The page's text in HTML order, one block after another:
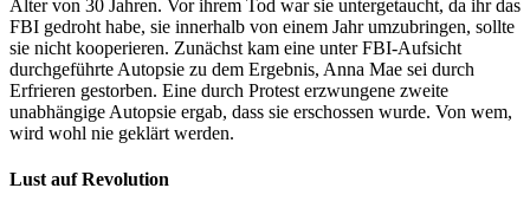
Alter von 30 Jahren. Vor ihrem Tod war sie untergetaucht, da ihr das
FBI gedroht habe, sie innerhalb von einem Jahr umzubringen, sollte
sie nicht kooperieren. Zunächst kam eine unter FBI-Aufsicht
durchgeführte Autopsie zu dem Ergebnis, Anna Mae sei durch
Erfrieren gestorben. Eine durch Protest erzwungene zweite
unabhängige Autopsie ergab, dass sie erschossen wurde. Von wem,
wird wohl nie geklärt werden.
Lust auf Revolution